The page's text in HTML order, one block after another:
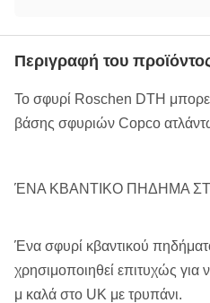
Περιγραφή του
Το σφυρί Roschen DTH μπορεί
βάσης σφυριών Copco
ΈΝΑ ΚΒΑΝΤΙΚΟ ΠΗΔΗΜΑ
Ένα σφυρί κβαντικού
χρησιμοποιηθεί επιτυχώς για
μ καλά στο UK με τρυπάνι.